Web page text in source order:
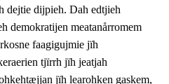
dejtie dijpieh. Dah edtjieh
demokratijen meatanårromem
faagigujmie jïh
tjïrrh jïh jeatjah
jïh learohken gaskem,